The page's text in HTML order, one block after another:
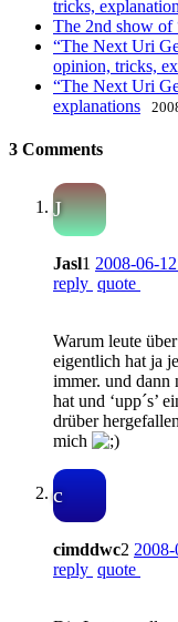
tricks,
The 2nd show
“The Next Uri
opinion, tricks,
“The Next Uri
explanations
3 Comments
J
Jasl1 2008-06-
reply quote
Warum leute
eigentlich hat ja
immer. und dann
hat und ‘upp´s’
drüber
mich
c
cimddwc2
reply quote